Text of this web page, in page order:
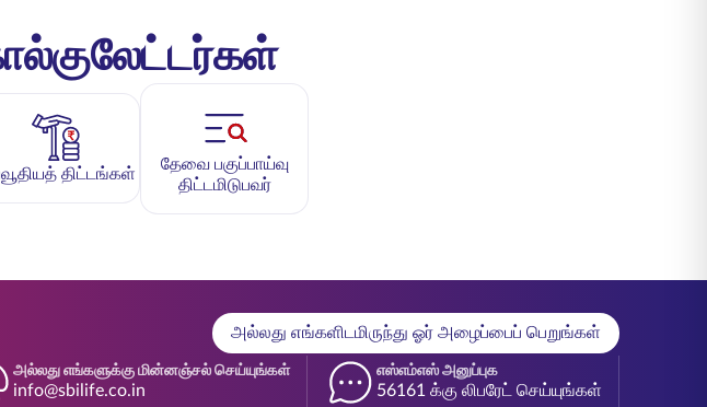
திட்டங்கள்
தேவை பகுப்பாய்வு
திட்டமிடுபவர்
அல்லது எங்களிடமிருந்து ஓர் அழைப்பைப் பெறுங்கள்
அல்லது எங்களுக்கு மின்னஞ்சல் செய்யுங்கள்
info@sbilife.co.in
எஸ்எம்எஸ் அனுப்புக
56161 க்கு லிபரேட் செய்யுங்கள்